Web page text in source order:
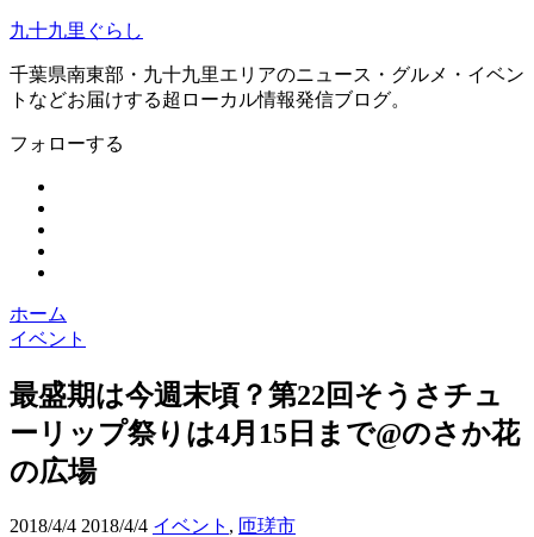
九十九里ぐらし
千葉県南東部・九十九里エリアのニュース・グルメ・イベン
トなどお届けする超ローカル情報発信ブログ。
フォローする
ホーム
イベント
最盛期は今週末頃？第22回そうさチュ
ーリップ祭りは4月15日まで@のさか花
の広場
2018/4/4 2018/4/4 イベント , 匝瑳市